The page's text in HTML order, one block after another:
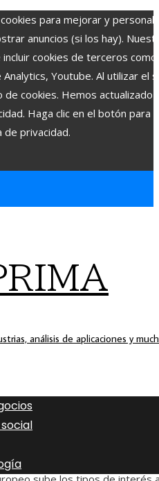
para mejorar y
anuncios (si los hay).
cookies de terceros como
Youtube. Al utilizar el
cookies. Hemos actualizado
Haga clic en el botón para
de privacidad.
análisis de aplicaciones y